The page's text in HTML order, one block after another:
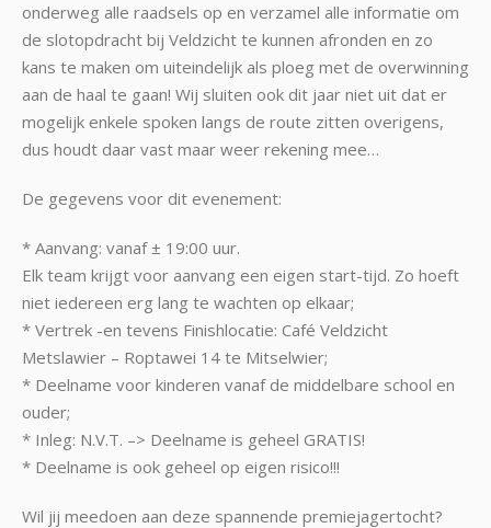
onderweg alle raadsels op en verzamel alle informatie om
de slotopdracht bij Veldzicht te kunnen afronden en zo
kans te maken om uiteindelijk als ploeg met de overwinning
aan de haal te gaan! Wij sluiten ook dit jaar niet uit dat er
mogelijk enkele spoken langs de route zitten overigens,
dus houdt daar vast maar weer rekening mee…
De gegevens voor dit evenement:
* Aanvang: vanaf ± 19:00 uur.
Elk team krijgt voor aanvang een eigen start-tijd. Zo hoeft
niet iedereen erg lang te wachten op elkaar;
* Vertrek -en tevens Finishlocatie: Café Veldzicht
Metslawier – Roptawei 14 te Mitselwier;
* Deelname voor kinderen vanaf de middelbare school en
ouder;
* Inleg: N.V.T. –> Deelname is geheel GRATIS!
* Deelname is ook geheel op eigen risico!!!
Wil jij meedoen aan deze spannende premiejagertocht?